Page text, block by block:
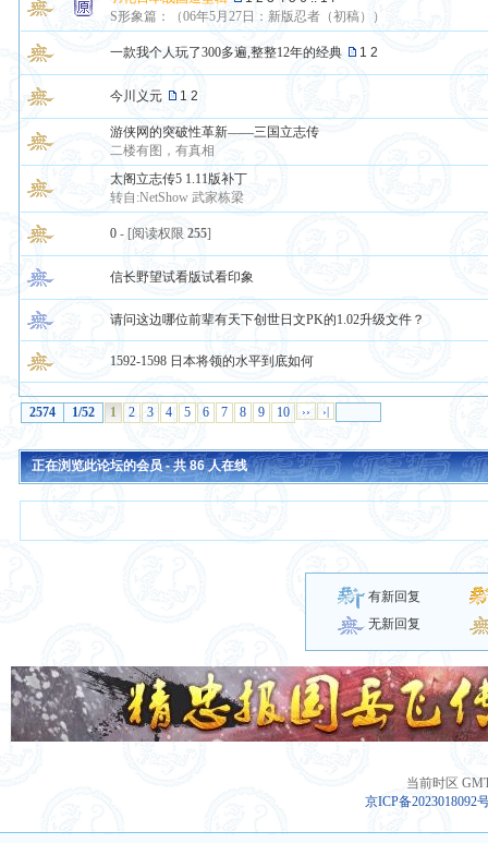
S形象篇：（06年5月27日：新版忍者（初稿））
一款我个人玩了300多遍,整整12年的经典 1 2
今川义元 1 2
游侠网的突破性革新——三国立志传
二楼有图，有真相
太阁立志传5 1.11版补丁
转自:NetShow 武家栋梁
0 - [阅读权限255]
信长野望试看版试看印象
请问这边哪位前辈有天下创世日文PK的1.02升级文件？
1592-1598 日本将领的水平到底如何
2574 1/52 1 2 3 4 5 6 7 8 9 10 ›› ›|
正在浏览此论坛的会员 - 共86人在线
有新回复
无新回复
当前时区
京ICP备2023018092